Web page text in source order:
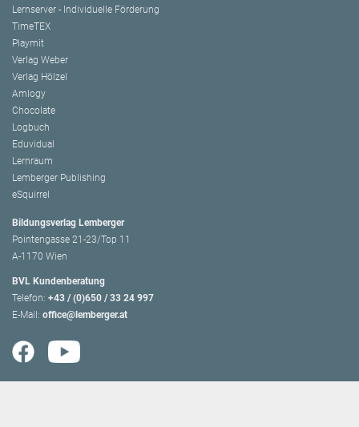
Lernserver - Individuelle Förderung
TimeTEX
Playmit
Verlag Weber
Verlag Hölzel
Amlogy
Chocolate
Logbuch
Eduvidual
Lernraum
Lemberger Publishing
eSquirrel
Bildungsverlag Lemberger
Pointengasse 21-23/Top 11
A-1170 Wien
BVL Kundenberatung
Telefon: +43 / (0)650 / 33 24 997
E-Mail: office@lemberger.at